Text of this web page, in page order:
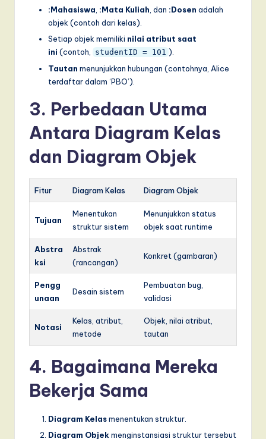
:Mahasiswa :Mata Kuliah , dan :Dosen adalah
objek (contoh dari kelas).
Setiap objek memiliki nilai atribut saat
ini (contoh, studentID = 101 ).
Tautan menunjukkan hubungan (contohnya, Alice
terdaftar dalam ‘PBO’).
3. Perbedaan Utama
Antara Diagram Kelas
dan Diagram Objek
Fitur Diagram Kelas Diagram Objek
Tujuan
Menentukan
struktur sistem
Menunjukkan status
objek saat runtime
Abstra
ksi
Abstrak
(rancangan)
Konkret (gambaran)
Pengg
unaan
Desain sistem
Pembuatan bug,
validasi
Notasi
Kelas, atribut,
metode
Objek, nilai atribut,
tautan
4. Bagaimana Mereka
Bekerja Sama
Diagram Kelasmenentukan struktur.
Diagram Objekmenginstansiasi struktur tersebut